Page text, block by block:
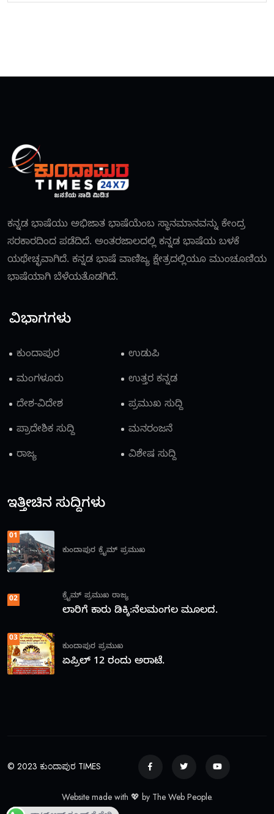
ಕನ್ನಡ ಭಾಷೆಯು ಅಭಿಜಾತ ಭಾಷೆಯೆಂಬ ಸ್ಥಾನಮಾನವನ್ನು ಕೇಂದ್ರ
ಸರಕಾರದಿಂದ ಪಡೆದಿದೆ. ಅಂತರಜಾಲದಲ್ಲಿ ಕನ್ನಡ ಭಾಷೆಯ ಬಳಕೆ
ಯಥೇಚ್ಛವಾಗಿದೆ. ಕನ್ನಡ ಭಾಷೆ ವಾಣಿಜ್ಯ ಕ್ಷೇತ್ರದಲ್ಲಿಯೂ ಮುಂಚೂಣಿಯ
ಭಾಷೆಯಾಗಿ ಬೆಳೆಯತೊಡಗಿದೆ.
ವಿಭಾಗಗಳು
ಕುಂದಾಪುರ
ಉಡುಪಿ
ಮಂಗಳೂರು
ಉತ್ತರ ಕನ್ನಡ
ದೇಶ-ವಿದೇಶ
ಪ್ರಮುಖ ಸುದ್ದಿ
ಪ್ರಾದೇಶಿಕ ಸುದ್ದಿ
ಮನರಂಜನೆ
ರಾಜ್ಯ
ವಿಶೇಷ ಸುದ್ದಿ
ಇತ್ತೀಚಿನ ಸುದ್ದಿಗಳು
01
ಕುಂದಾಪುರ ಕ್ರೈಮ್ ಪ್ರಮುಖ
02 ಕ್ರೈಮ್ ಪ್ರಮುಖ ರಾಜ್ಯ
ಲಾರಿಗೆ ಕಾರು ಡಿಕ್ಕಿ:ನೆಲಮಂಗಲ ಮೂಲದ.
03
ಕುಂದಾಪುರ ಪ್ರಮುಖ
ಏಪ್ರಿಲ್ 12 ರಂದು ಅರಾಟೆ.
© 2023 ಕುಂದಾಪುರ TIMES
Website made with 💖 by The Web People.